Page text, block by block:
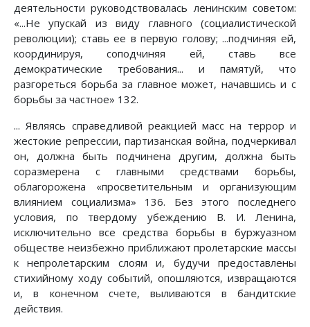
деятельности руководствовалась ленинским советом:
«...Не упускай из виду главного (социалистической
революции); ставь ее в первую голову; ...подчиняя ей,
координируя, соподчиняя ей, ставь все
демократические требования... и памятуй, что
разгореться борьба за главное может, начавшись и с
борьбы за частное» 132.
... Являясь справедливой реакцией масс на террор и
жестокие репрессии, партизанская война, подчеркивал
он, должна быть подчинена другим, должна быть
соразмерена с главными средствами борьбы,
облагорожена «просветительным и организующим
влиянием социализма» 136. Без этого последнего
условия, по твердому убеждению В. И. Ленина,
исключительно все средства борьбы в буржуазном
обществе неизбежно приближают пролетарские массы
к непролетарским слоям и, будучи предоставлены
стихийному ходу событий, опошляются, извращаются
и, в конечном счете, выливаются в бандитские
действия.